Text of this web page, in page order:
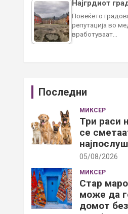
Најгрдиот
Повеќето
репутација во
вработуваат…
Последни
МИКСЕР
Три раси
се
05/08/2026
МИКСЕР
Стар
може да
домот